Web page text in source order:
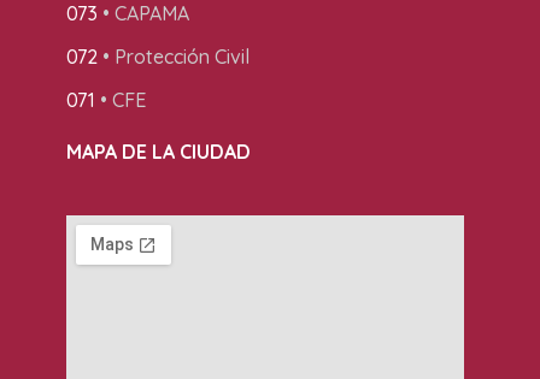
073 • CAPAMA
072• Protección Civil
071 • CFE
MAPA DE LA CIUDAD